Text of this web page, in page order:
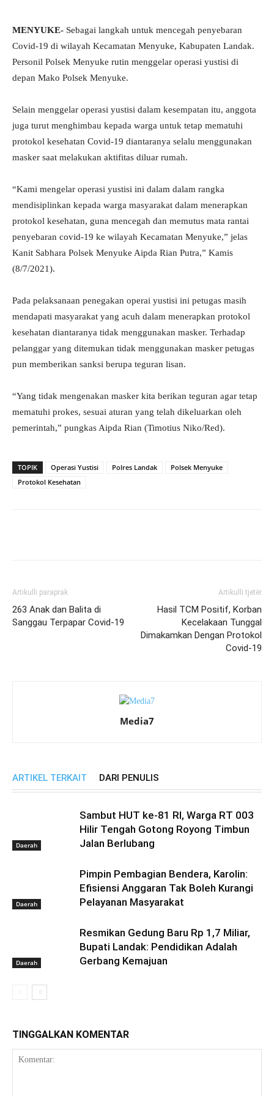
MENYUKE- Sebagai langkah untuk mencegah penyebaran
Covid-19 di wilayah Kecamatan Menyuke, Kabupaten Landak.
Personil Polsek Menyuke rutin menggelar operasi yustisi di
depan Mako Polsek Menyuke.
Selain menggelar operasi yustisi dalam kesempatan itu, anggota
juga turut menghimbau kepada warga untuk tetap mematuhi
protokol kesehatan Covid-19 diantaranya selalu menggunakan
masker saat melakukan aktifitas diluar rumah.
“Kami mengelar operasi yustisi ini dalam dalam rangka
mendisiplinkan kepada warga masyarakat dalam menerapkan
protokol kesehatan, guna mencegah dan memutus mata rantai
penyebaran covid-19 ke wilayah Kecamatan Menyuke,” jelas
Kanit Sabhara Polsek Menyuke Aipda Rian Putra,” Kamis
(8/7/2021).
Pada pelaksanaan penegakan operai yustisi ini petugas masih
mendapati masyarakat yang acuh dalam menerapkan protokol
kesehatan diantaranya tidak menggunakan masker. Terhadap
pelanggar yang ditemukan tidak menggunakan masker petugas
pun memberikan sanksi berupa teguran lisan.
“Yang tidak mengenakan masker kita berikan teguran agar tetap
mematuhi prokes, sesuai aturan yang telah dikeluarkan oleh
pemerintah,” pungkas Aipda Rian (Timotius Niko/Red).
TOPIK Operasi Yustisi Polres Landak
Polsek Menyuke
Protokol Kesehatan
Artikulli paraprak
263 Anak dan Balita di
Sanggau Terpapar Covid-19
Artikulli tjetër
Hasil TCM Positif, Korban
Kecelakaan Tunggal
Dimakamkan Dengan Protokol
Covid-19
Media7
ARTIKEL TERKAIT DARI PENULIS
Daerah
Sambut HUT ke-81 RI, Warga RT 003
Hilir Tengah Gotong Royong Timbun
Jalan Berlubang
Daerah
Pimpin Pembagian Bendera, Karolin:
Efisiensi Anggaran Tak Boleh Kurangi
Pelayanan Masyarakat
Daerah
Resmikan Gedung Baru Rp 1,7 Miliar,
Bupati Landak: Pendidikan Adalah
Gerbang Kemajuan
TINGGALKAN KOMENTAR